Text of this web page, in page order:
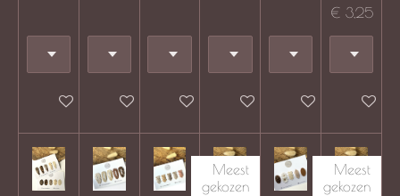
In winkelwagenIn winkelwagenIn winkelwagenIn winkelwagenIn winkelwagen
€ 3,25
In
Meest
gekozen
Meest
gekozen